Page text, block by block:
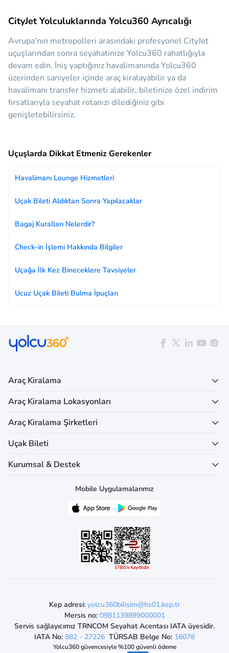
CityJet Yolculuklarında Yolcu360 Ayrıcalığı
Avrupa’nın metropolleri arasındaki profesyonel CityJet
uçuşlarından sonra seyahatinize Yolcu360 rahatlığıyla
devam edin. İniş yaptığınız havalimanında Yolcu360
üzerinden saniyeler içinde araç kiralayabilir ya da
havalimanı transfer hizmeti alabilir, biletinize özel indirim
fırsatlarıyla seyahat rotanızı dilediğiniz gibi
genişletebilirsiniz.
Uçuşlarda Dikkat Etmeniz Gerekenler
Havalimanı Lounge Hizmetleri
Uçak Bileti Aldıktan Sonra Yapılacaklar
Bagaj Kuralları Nelerdir?
Check-in İşlemi Hakkında Bilgiler
Uçağa İlk Kez Bineceklere Tavsiyeler
Ucuz Uçak Bileti Bulma İpuçları
Araç Kiralama
Araç Kiralama Lokasyonları
Araç Kiralama Şirketleri
Uçak Bileti
Kurumsal & Destek
Mobile Uygulamalarımız
Kep adresi: yolcu360bilisim@hs01.kep.tr
Mersis no: 0981139899000001
Servis sağlayıcımız TRNCOM Seyahat Acentası IATA üyesidir.
IATA No: 882 - 27226 TÜRSAB Belge No: 16078
Yolcu360 güvencesiyle %100 güvenli ödeme